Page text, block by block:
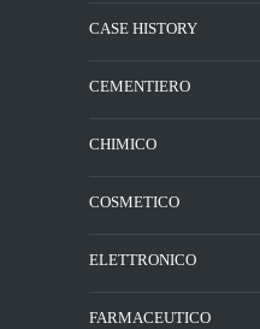
CASE HISTORY
CEMENTIERO
CHIMICO
COSMETICO
ELETTRONICO
FARMACEUTICO